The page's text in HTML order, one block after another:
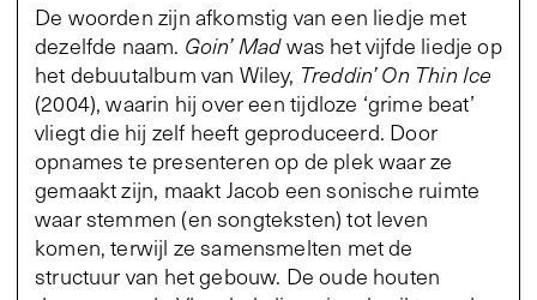
De woorden zijn afkomstig van een liedje met
dezelfde naam. Goin’ Madwas het vijfde liedje op
het debuutalbum van Wiley, Treddin’ On Thin Ice
(2004), waarin hij over een tijdloze ‘grime beat’
vliegt die hij zelf heeft geproduceerd. Door
opnames te presenteren op de plek waar ze
gemaakt zijn, maakt Jacob een sonische ruimte
waar stemmen (en songteksten) tot leven
komen, terwijl ze samensmelten met de
structuur van het gebouw. De oude houten